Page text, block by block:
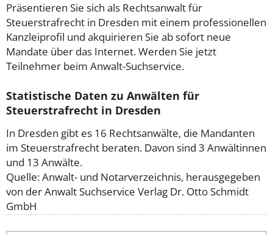
Präsentieren Sie sich als Rechtsanwalt für
Steuerstrafrecht in Dresden mit einem professionellen
Kanzleiprofil und akquirieren Sie ab sofort neue
Mandate über das Internet. Werden Sie jetzt
Teilnehmer beim Anwalt-Suchservice.
Statistische Daten zu Anwälten für
Steuerstrafrecht in Dresden
In Dresden gibt es 16 Rechtsanwälte, die Mandanten
im Steuerstrafrecht beraten. Davon sind 3 Anwältinnen
und 13 Anwälte.
Quelle: Anwalt- und Notarverzeichnis, herausgegeben
von der Anwalt Suchservice Verlag Dr. Otto Schmidt
GmbH